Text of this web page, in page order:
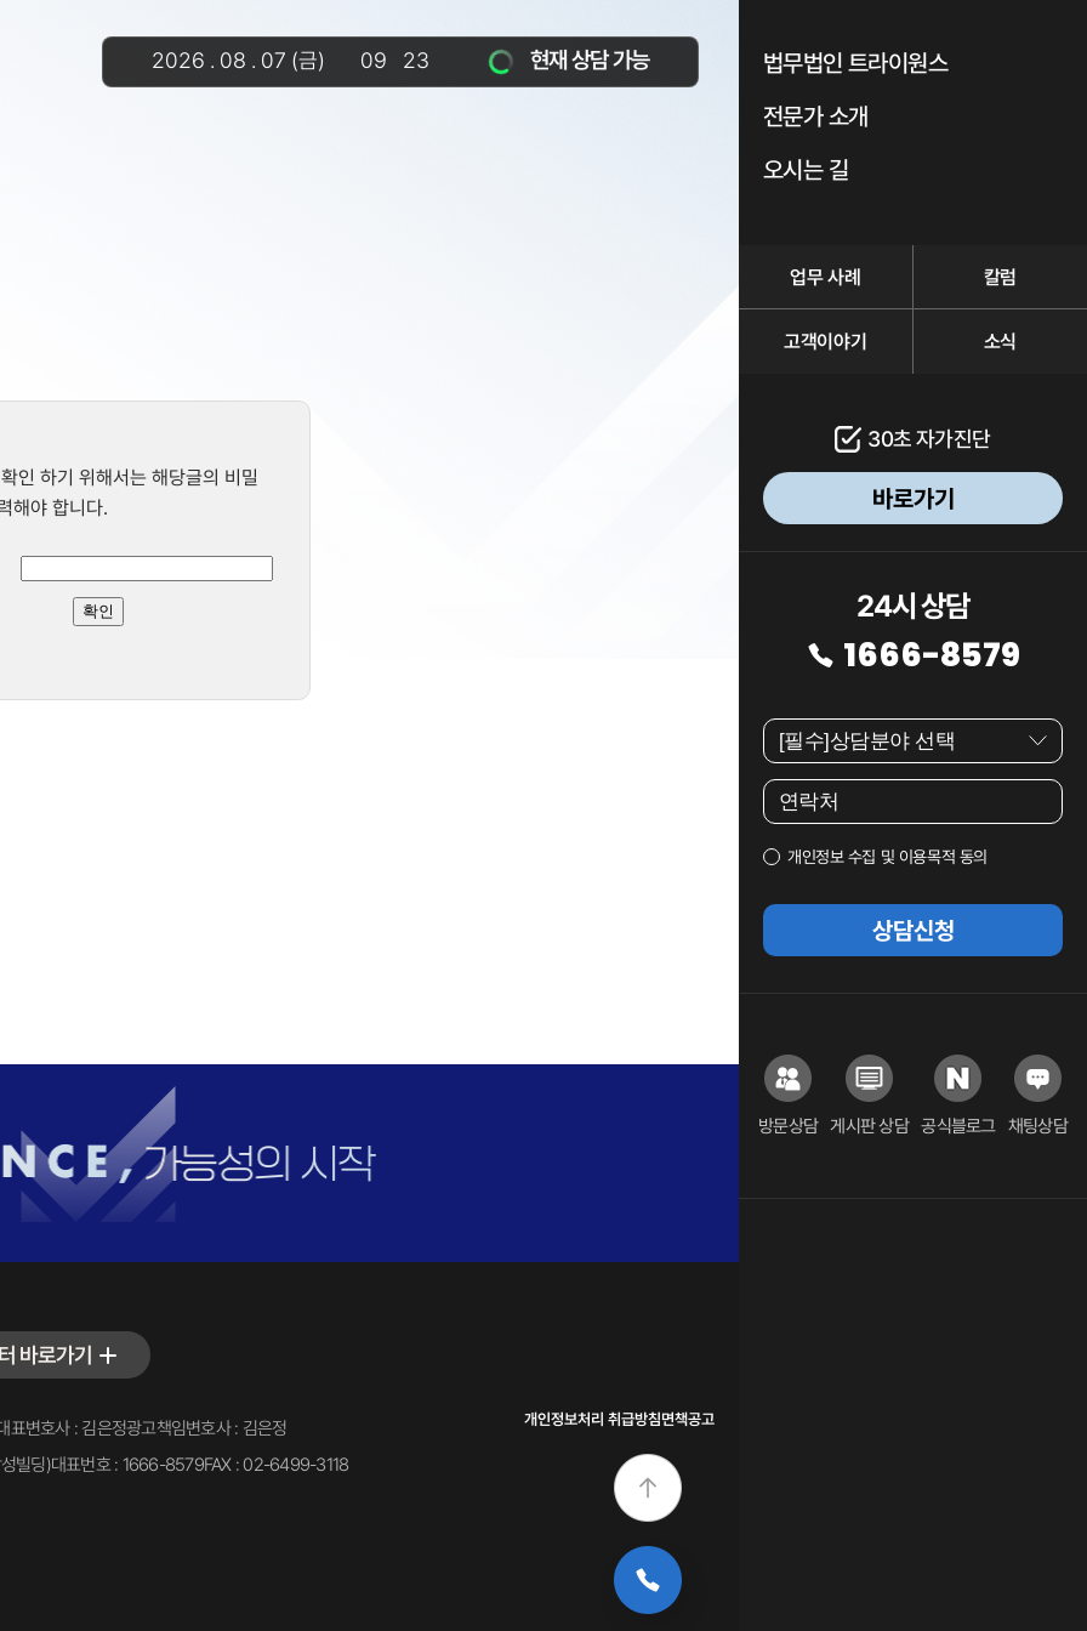
법무법인 트라이원스
전문가 소개
오시는 길
업무 사례 칼럼
고객이야기 소식
30초 자가진단
바로가기
24시 상담
1666-8579
개인정보 수집 및 이용목적 동의
상담신청
방문상담 게시판 상담 공식블로그 채팅상담
2026 . 08 . 07 (금) 09 23 현재 상담 가능
인 하기 위해서는 해당글의 비밀
해야 합니다.
바로가기
표변호사 : 김은정광고책임변호사 : 김은정
빌딩)대표번호 : 1666-8579FAX : 02-6499-3118
개인정보처리 취급방침면책공고